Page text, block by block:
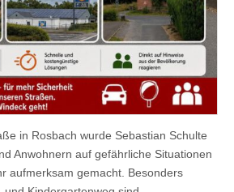
in Rosbach wurde Sebastian Schulte
Anwohnern auf gefährliche Situationen
aufmerksam gemacht. Besonders